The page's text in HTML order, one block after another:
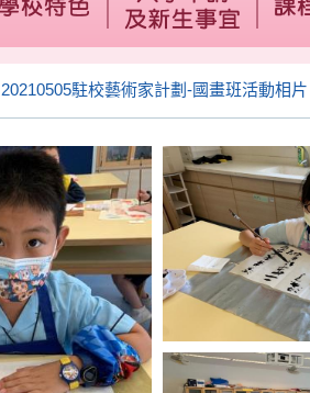
20210505駐校藝術家計劃-國畫班活動相片